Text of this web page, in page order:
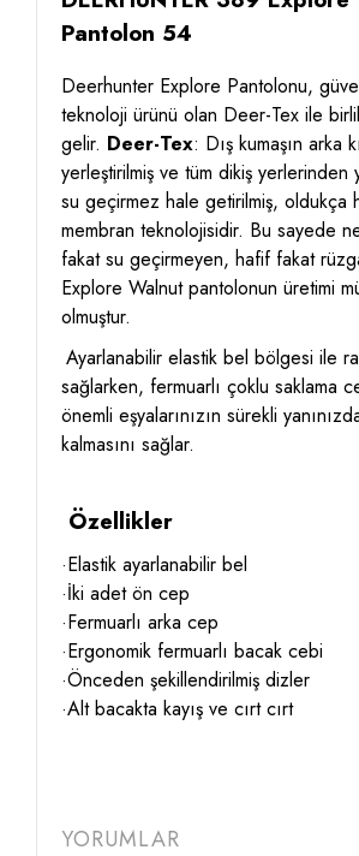
Pantolon 54
Deerhunter Explore Pantolonu,
teknoloji ürünü olan Deer-Tex ile
gelir. Deer-Tex: Dış kumaşın arka
yerleştirilmiş ve tüm dikiş yerlerinden
su geçirmez hale getirilmiş, oldukça
membran teknolojisidir. Bu sayede
fakat su geçirmeyen, hafif fakat
Explore Walnut pantolonun üretimi
olmuştur.
Ayarlanabilir elastik bel bölgesi ile
sağlarken, fermuarlı çoklu saklama
önemli eşyalarınızın sürekli
kalmasını sağlar.
Özellikler
·Elastik ayarlanabilir bel
·İki adet ön cep
·Fermuarlı arka cep
·Ergonomik fermuarlı bacak cebi
·Önceden şekillendirilmiş dizler
·Alt bacakta kayış ve cırt cırt
YORUMLAR